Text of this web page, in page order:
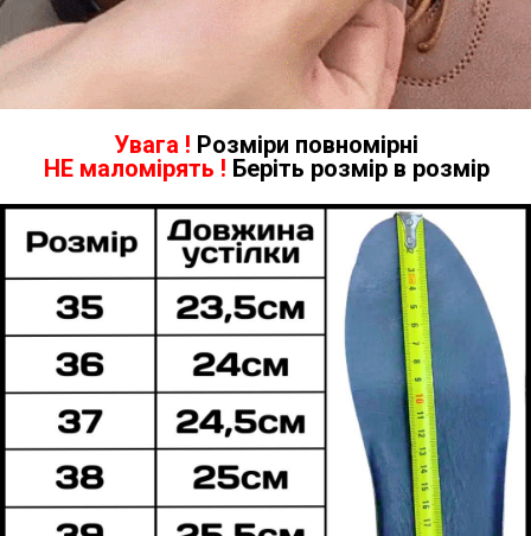
Увага ! Розміри повномірні
НЕ маломірять ! Беріть розмір в розмір